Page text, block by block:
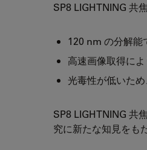
SP8 LIGHTNING 共
120 nm の分解能
高速画像取得に
光毒性が低いた
SP8 LIGHTNING 共
究に新たな知見をも